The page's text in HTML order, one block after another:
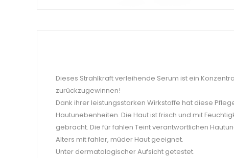
Dieses Strahlkraft verleihende Serum ist ein
zurückzugewinnen!
Dank ihrer leistungsstarken Wirkstoffe hat diese
Hautunebenheiten. Die Haut ist frisch und mit
gebracht. Die für fahlen Teint verantwortlichen
Alters mit fahler, müder Haut geeignet.
Unter dermatologischer Aufsicht getestet.